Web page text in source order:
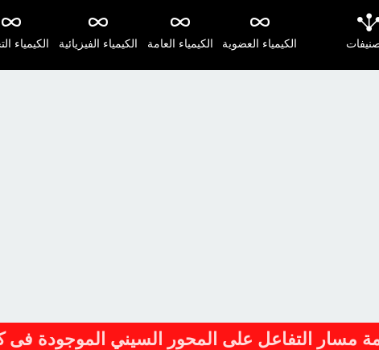
الكيمياء الكيمياء الفيزيائية الكيمياء العامة الكيمياء العضوية
مسار التفاعل على المحور السيني الموجودة فى